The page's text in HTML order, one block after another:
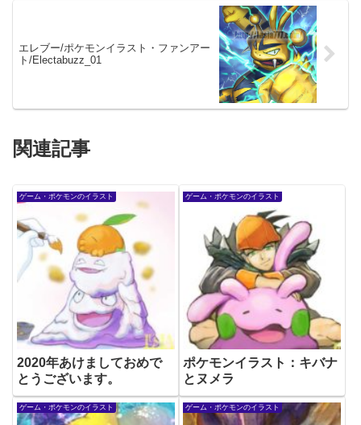
エレブー/ポケモンイラスト・ファンアー
ト/Electabuzz_01
関連記事
ゲーム・ポケモンのイラスト
2020年あけましておめで
とうございます。
ゲーム・ポケモンのイラスト
ポケモンイラスト：キバナ
とヌメラ
ゲーム・ポケモンのイラスト ゲーム・ポケモンのイラスト